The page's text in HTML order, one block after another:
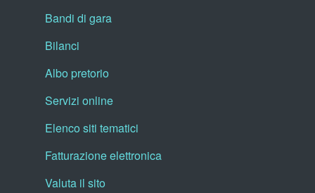
Bandi di gara
Bilanci
Albo pretorio
Servizi online
Elenco siti tematici
Fatturazione elettronica
Valuta il sito